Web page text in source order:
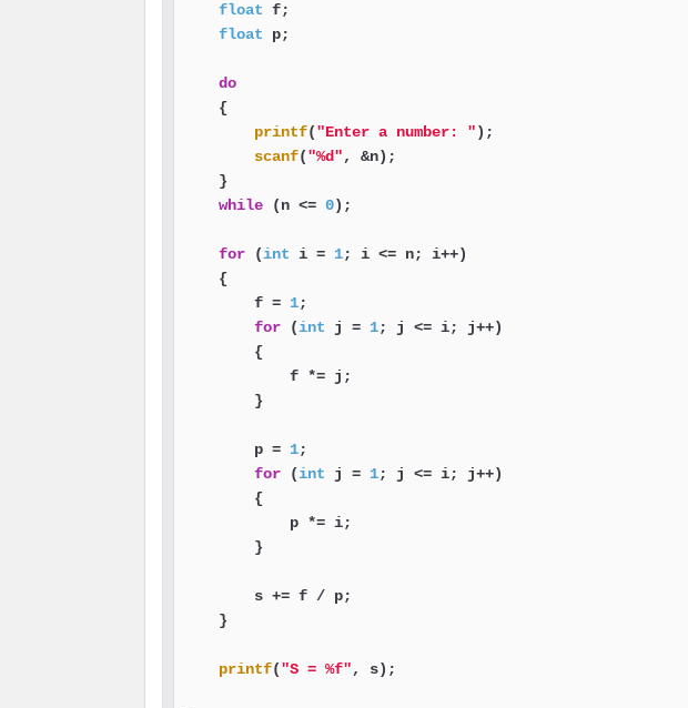
float f;
float p;
do
    {
printf("Enter a number: ");
scanf("%d", &n);
    }
while (n <= 0);
for (int i = 1; i <= n; i++)
    {
        f =
1;
for (int j = 1; j <= i; j++)
        {
            f *= j;
        }
        p =
1;
for (int j = 1; j <= i; j++)
        {
            p *= i;
        }
        s += f / p;
    }
printf("S = %f", s);